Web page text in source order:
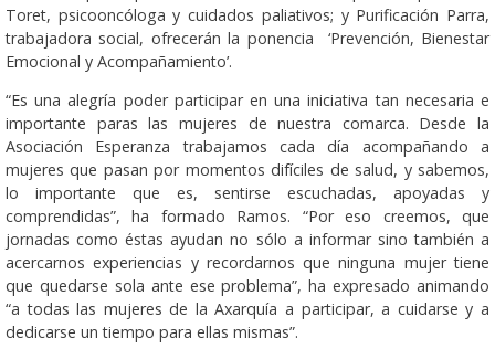
Toret, psicooncóloga y cuidados paliativos; y Purificación Parra,
trabajadora social, ofrecerán la ponencia ‘Prevención, Bienestar
Emocional y Acompañamiento’.
“Es una alegría poder participar en una iniciativa tan necesaria e
importante paras las mujeres de nuestra comarca. Desde la
Asociación Esperanza trabajamos cada día acompañando a
mujeres que pasan por momentos difíciles de salud, y sabemos,
lo importante que es, sentirse escuchadas, apoyadas y
comprendidas”, ha formado Ramos. “Por eso creemos, que
jornadas como éstas ayudan no sólo a informar sino también a
acercarnos experiencias y recordarnos que ninguna mujer tiene
que quedarse sola ante ese problema”, ha expresado animando
“a todas las mujeres de la Axarquía a participar, a cuidarse y a
dedicarse un tiempo para ellas mismas”.